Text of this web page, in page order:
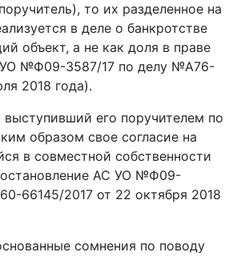
то их разделенное на
в деле о банкротстве
объект, а не как доля в праве
УО №Ф09-3587/17 по делу №А76-
2018 года).
его поручителем по
образом свое согласие на
в совместной собственности
АС УО №Ф09-
66145/2017 от 22 октября 2018
сомнения по поводу